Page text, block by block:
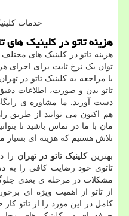
خدمات
هزینه تاتو در کلینیک
هزینه تاتو در کلینیک های
توان یک نرخ ثابت برای اجرای
با مراجعه به کلینیک تاتو در
تاتو بدن و صورت، اطلاعات
دست آورید. ما مشاوره ی
هم اکنون می توانید از طریق
مان با ما در تماس باشید تا
تلاش هستیم که هزینه ای بسیار
بهترینکلینیک تاتو در تهران را
تاتوی خود رضایت کافی را به
مشکلات در مرحله ی بعدی
از تاتو از اهمیت ویژه ای
کامل در این مورد را از تاتو